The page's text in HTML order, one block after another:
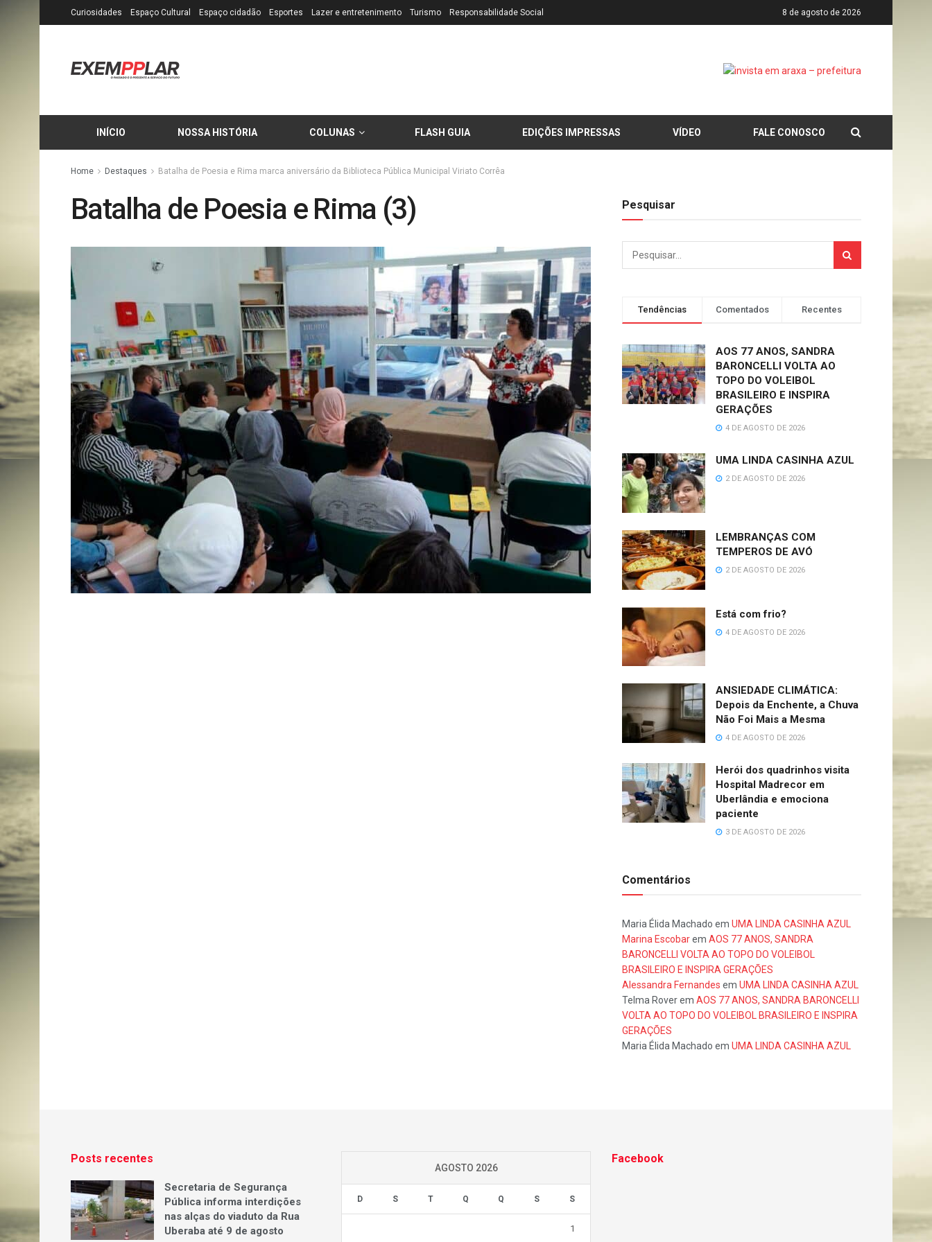
Curiosidades Espaço Cultural Espaço cidadão Esportes Lazer e entretenimento Turismo Responsabilidade Social 8 de agosto de 2026
INÍCIO NOSSA HISTÓRIA COLUNAS FLASH GUIA EDIÇÕES IMPRESSAS VÍDEO FALE CONOSCO
Home Destaques Batalha de Poesia e Rima marca aniversário da Biblioteca Pública Municipal Viriato Corrêa
Batalha de Poesia e Rima (3) Pesquisar
Tendências Comentados Recentes
AOS 77 ANOS, SANDRA
BARONCELLI VOLTA AO
TOPO DO VOLEIBOL
BRASILEIRO E INSPIRA
GERAÇÕES
4 DE AGOSTO DE 2026
UMA LINDA CASINHA AZUL
2 DE AGOSTO DE 2026
LEMBRANÇAS COM
TEMPEROS DE AVÓ
2 DE AGOSTO DE 2026
Está com frio?
4 DE AGOSTO DE 2026
ANSIEDADE CLIMÁTICA:
Depois da Enchente, a Chuva
Não Foi Mais a Mesma
4 DE AGOSTO DE 2026
Herói dos quadrinhos visita
Hospital Madrecor em
Uberlândia e emociona
paciente
3 DE AGOSTO DE 2026
Comentários
Maria Élida Machado em UMA LINDA CASINHA AZUL
Marina Escobarem AOS 77 ANOS, SANDRA
BARONCELLI VOLTA AO TOPO DO VOLEIBOL
BRASILEIRO E INSPIRA GERAÇÕES
Alessandra Fernandes em UMA LINDA CASINHA AZUL
Telma Roverem AOS 77 ANOS, SANDRA BARONCELLI
VOLTA AO TOPO DO VOLEIBOL BRASILEIRO E INSPIRA
GERAÇÕES
Maria Élida Machado em UMA LINDA CASINHA AZUL
Posts recentes
Secretaria de Segurança
Pública informa interdições
nas alças do viaduto da Rua
Uberaba até 9 de agosto
AGOSTO 2026
D S T Q Q S S
1
Facebook